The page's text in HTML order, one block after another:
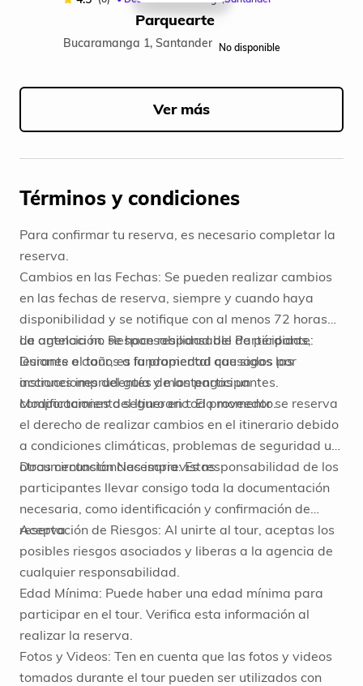
Parquearte
Bucaramanga 1, Santander No disponible
1
4
Ver más
Términos y condiciones
Para confirmar tu reserva, es necesario completar la
reserva.
Cambios en las Fechas: Se pueden realizar cambios
en las fechas de reserva, siempre y cuando haya
disponibilidad y se notifique con al menos 72 horas
de antelación. Responsabilidad del Participante:
Durante el tour, es fundamental que sigas las
instrucciones del guía y mantengas un
comportamiento seguro en todo momento.
La agencia no se hace responsable de pérdidas,
lesiones o daños a la propiedad causados por
acciones imprudentes de los participantes.
Modificaciones del Itinerario: El proveedor se reserva
el derecho de realizar cambios en el itinerario debido
a condiciones climáticas, problemas de seguridad u
otras circunstancias imprevistas.
Documentación Necesaria: Es responsabilidad de los
participantes llevar consigo toda la documentación
necesaria, como identificación y confirmación de
reserva.
Aceptación de Riesgos: Al unirte al tour, aceptas los
posibles riesgos asociados y liberas a la agencia de
cualquier responsabilidad.
Edad Mínima: Puede haber una edad mínima para
participar en el tour. Verifica esta información al
realizar la reserva.
Fotos y Videos: Ten en cuenta que las fotos y videos
tomados durante el tour pueden ser utilizados con